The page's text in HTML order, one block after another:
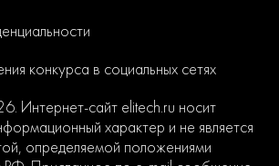
конкурса в социальных сетях
Интернет-сайт elitech.ru носит
характер и не является
определяемой положениями